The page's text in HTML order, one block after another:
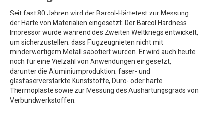
Seit fast 80 Jahren wird der Barcol-Härtetest zur Messung
der Härte von Materialien eingesetzt. Der Barcol Hardness
Impressor wurde während des Zweiten Weltkriegs entwickelt,
um sicherzustellen, dass Flugzeugnieten nicht mit
minderwertigem Metall sabotiert wurden. Er wird auch heute
noch für eine Vielzahl von Anwendungen eingesetzt,
darunter die Aluminiumproduktion, faser- und
glasfaserverstärkte Kunststoffe, Duro- oder harte
Thermoplaste sowie zur Messung des Aushärtungsgrads von
Verbundwerkstoffen.